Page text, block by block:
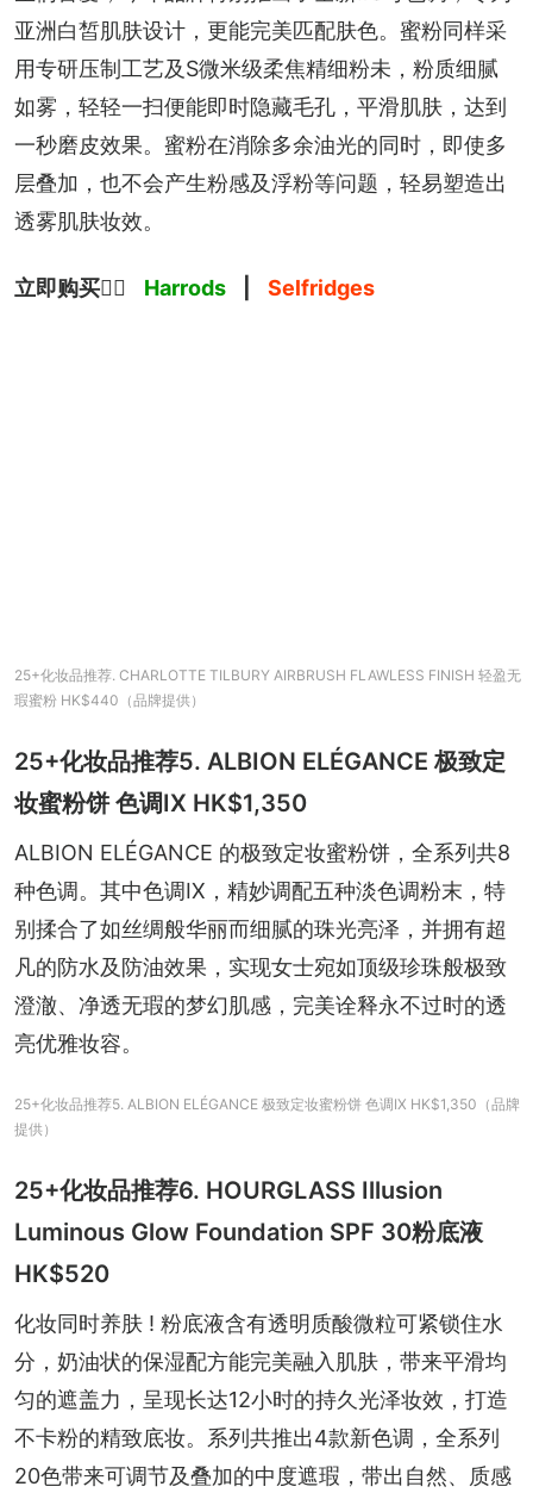
亚洲白皙肌肤设计，更能完美匹配肤色。蜜粉同样采
用专研压制工艺及S微米级柔焦精细粉未，粉质细腻
如雾，轻轻一扫便能即时隐藏毛孔，平滑肌肤，达到
一秒磨皮效果。蜜粉在消除多余油光的同时，即使多
层叠加，也不会产生粉感及浮粉等问题，轻易塑造出
透雾肌肤妆效。
立即购买👉🏻 Harrods Selfridges
25+化妆品推荐. CHARLOTTE TILBURY AIRBRUSH FLAWLESS FINISH 轻盈无
瑕蜜粉 HK$440（品牌提供）
25+化妆品推荐5. ALBION ELÉGANCE 极致定
妆蜜粉饼 色调IX HK$1,350
ALBION ELÉGANCE 的极致定妆蜜粉饼，全系列共8
种色调。其中色调IX，精妙调配五种淡色调粉末，特
别揉合了如丝绸般华丽而细腻的珠光亮泽，并拥有超
凡的防水及防油效果，实现女士宛如顶级珍珠般极致
澄澈、净透无瑕的梦幻肌感，完美诠释永不过时的透
亮优雅妆容。
25+化妆品推荐5. ALBION ELÉGANCE 极致定妆蜜粉饼 色调IX HK$1,350（品牌
提供）
25+化妆品推荐6. HOURGLASS Illusion
Luminous Glow Foundation SPF 30粉底液
HK$520
化妆同时养肤 ! 粉底液含有透明质酸微粒可紧锁住水
分，奶油状的保湿配方能完美融入肌肤，带来平滑均
匀的遮盖力，呈现长达12小时的持久光泽妆效，打造
不卡粉的精致底妆。系列共推出4款新色调，全系列
20色带来可调节及叠加的中度遮瑕，带出自然、质感